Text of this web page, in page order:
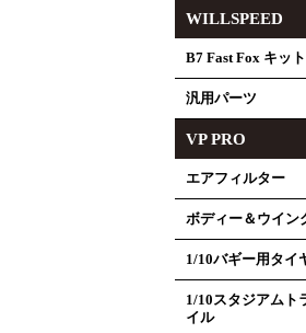
WILLSPEED
B7 Fast Fox キッ
汎用パーツ
VP PRO
エアフィルター
ボディー＆ウイン
1/10バギー用タイ
1/10スタジアムト
イル